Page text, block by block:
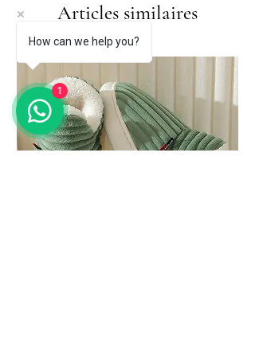
Articles similaires
How can we help you?
1